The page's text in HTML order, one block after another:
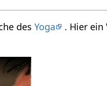
desYoga . Hier ein